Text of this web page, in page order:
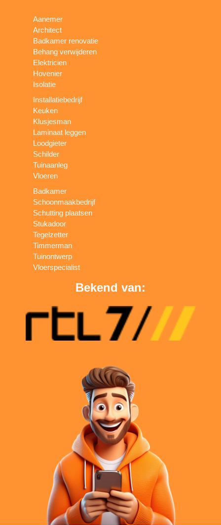
Aanemer
Architect
Badkamer renovatie
Behang verwijderen
Elektricien
Hovenier
Isolatie
Installatiebedrijf
Keuken
Klusjesman
Laminaat leggen
Loodgieter
Schilder
Tuinaanleg
Vloeren
Badkamer
Schoonmaakbedrijf
Schutting plaatsen
Stukadoor
Tegelzetter
Timmerman
Tuinontwerp
Vloerspecialist
Bekend van: